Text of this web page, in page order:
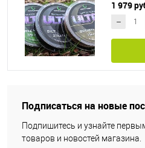
1 979
Подписаться на новые
Подпишитесь и узнайте
товаров и новостей магазина.